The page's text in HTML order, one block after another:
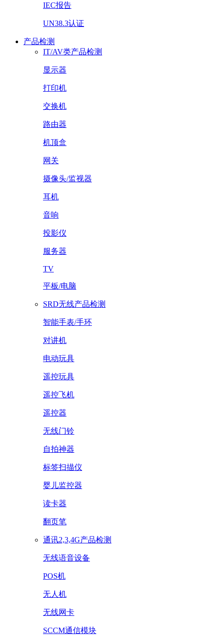
IEC报告
UN38.3认证
产品检测
IT/AV类产品检测
显示器
打印机
交换机
路由器
机顶盒
网关
摄像头/监视器
耳机
音响
投影仪
服务器
TV
平板/电脑
SRD无线产品检测
智能手表/手环
对讲机
电动玩具
遥控玩具
遥控飞机
遥控器
无线门铃
自拍神器
标签扫描仪
婴儿监控器
读卡器
翻页笔
通讯2,3,4G产品检测
无线语音设备
POS机
无人机
无线网卡
SCCM通信模块